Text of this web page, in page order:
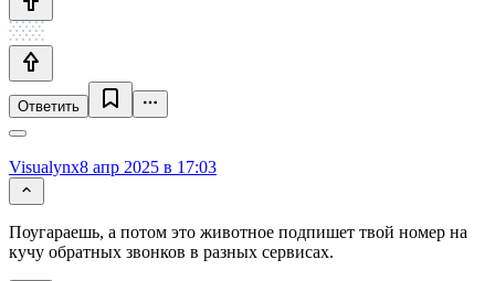
Ответить
Visualynx8 апр 2025 в 17:03
Поугараешь, а потом это животное подпишет твой номер на
кучу обратных звонков в разных сервисах.